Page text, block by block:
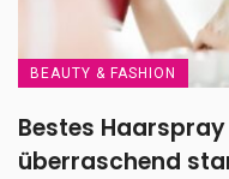
BEAUTY & FASHION
Bestes
überraschend